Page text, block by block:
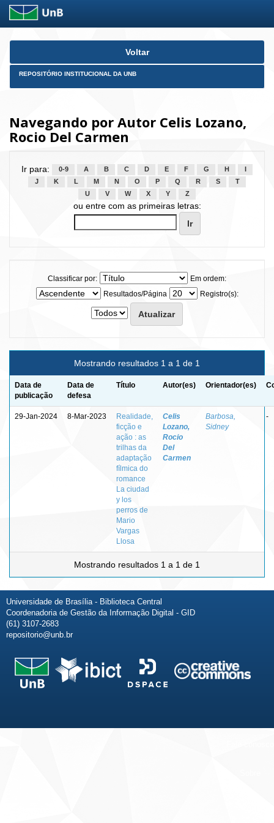
Skip
Voltar
REPOSITÓRIO INSTITUCIONAL DA UNB
Navegando por Autor Celis Lozano,
Rocio Del Carmen
Ir para: 0-9 A B C D E F G H
J
K L M N O P Q R S
T
U
V W X Y Z
ou entre com as primeiras letras:
Classificar por:
Em ordem:
Resultados/Página
Registro(s):
Mostrando resultados 1 a 1 de 1
Data de
publicação
Data de
defesa
Título Autor(es) Orientador(es)
29-Jan-2024 8-Mar-2023
Realidade,
ficção e
ação : as
trilhas da
adaptação
fílmica do
romance
La ciudad
y los
perros de
Mario
Vargas
Llosa
Celis
Lozano,
Rocio
Del
Carmen
Barbosa,
Sidney
-
Mostrando resultados 1 a 1 de 1
Universidade de Brasília - Biblioteca Central
Coordenadoria de Gestão da Informação Digital - GID
(61) 3107-2683
repositorio@unb.br